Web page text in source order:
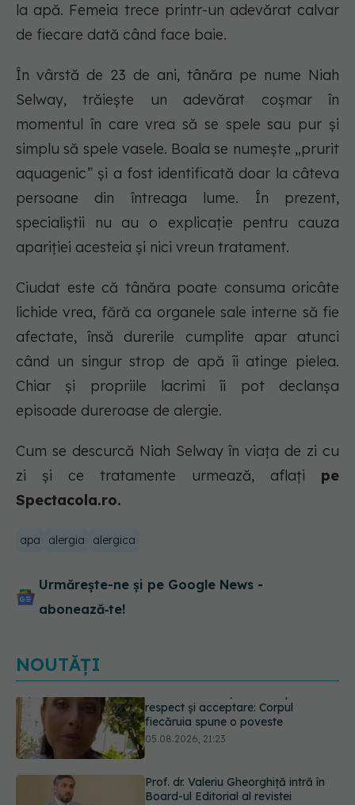
la apă. Femeia trece printr-un adevărat calvar
de fiecare dată când face baie.
În vârstă de 23 de ani, tânăra pe nume Niah
Selway, trăiește un adevărat coșmar în
momentul în care vrea să se spele sau pur și
simplu să spele vasele. Boala se numește „prurit
aquagenic” și a fost identificată doar la câteva
persoane din întreaga lume. În prezent,
specialiștii nu au o explicație pentru cauza
apariției acesteia și nici vreun tratament.
Ciudat este că tânăra poate consuma oricâte
lichide vrea, fără ca organele sale interne să fie
afectate, însă durerile cumplite apar atunci
când un singur strop de apă îi atinge pielea.
Chiar și propriile lacrimi îi pot declanșa
episoade dureroase de alergie.
Cum se descurcă Niah Selway în viața de zi cu
zi și ce tratamente urmează, aflați pe
Spectacola.ro.
apa alergia alergica
Urmărește-ne și pe Google News -
abonează‑te!
NOUTĂȚI
Prof. dr. Valeriu Gheorghiță intră în
Board-ul Editorial al revistei
05.08.2026, 21:09